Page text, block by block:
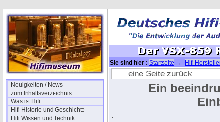
Neuigkeiten / News
zum Inhaltsverzeichnis
Was ist Hifi
Hifi Historie und Geschichte
Hifi Wissen und Technik
Sie sind hier : Startseite → Hifi
eine Seite zurück
Ein
.